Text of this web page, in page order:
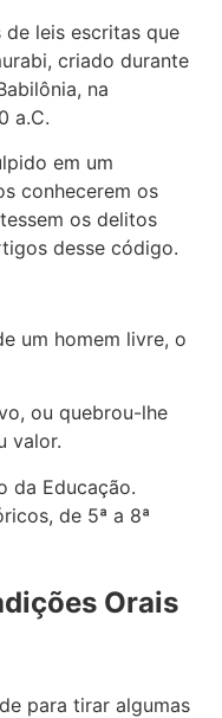
leis escritas que
criado durante
na
a.C.
em um
conhecerem os
os delitos
desse código.
um homem livre, o
ou quebrou-lhe
valor.
da Educação.
de 5ª a 8ª
Orais
para tirar algumas